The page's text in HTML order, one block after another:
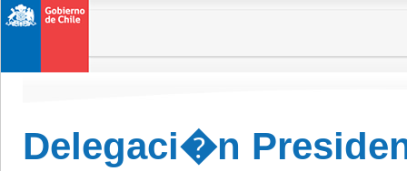
Delegaci�n